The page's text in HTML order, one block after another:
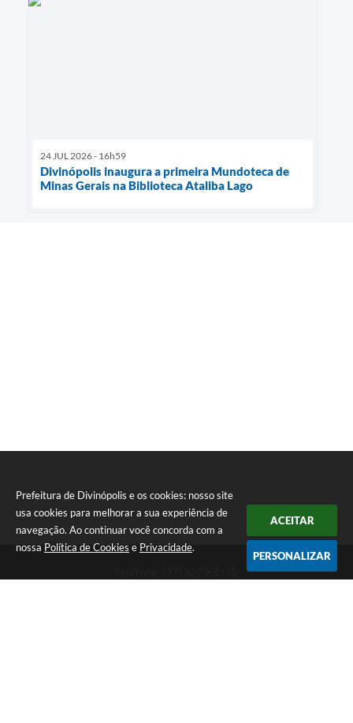
Prefeitura de Divinópolis e os cookies: nosso site
usa cookies para melhorar a sua experiência de
navegação. Ao continuar você concorda com a
nossa Política de Cookies e Privacidade.
ACEITAR
PERSONALIZAR
24 JUL 2026 - 16h59
Divinópolis inaugura a primeira Mundoteca de
Minas Gerais na Biblioteca Ataliba Lago